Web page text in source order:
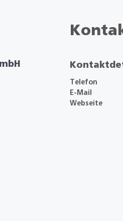
Telefon
E-Mail
Webseite